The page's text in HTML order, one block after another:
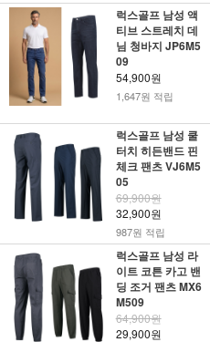
럭스골프 남성 액
티브 스트레치 데
님 청바지 JP6M5
09
54,900원
1,647원 적립
럭스골프 남성 쿨
터치 히든밴드 핀
체크 팬츠 VJ6M5
05
69,900원
32,900원
987원 적립
럭스골프 남성 라
이트 코튼 카고 밴
딩 조거 팬츠 MX6
M509
64,900원
29,900원